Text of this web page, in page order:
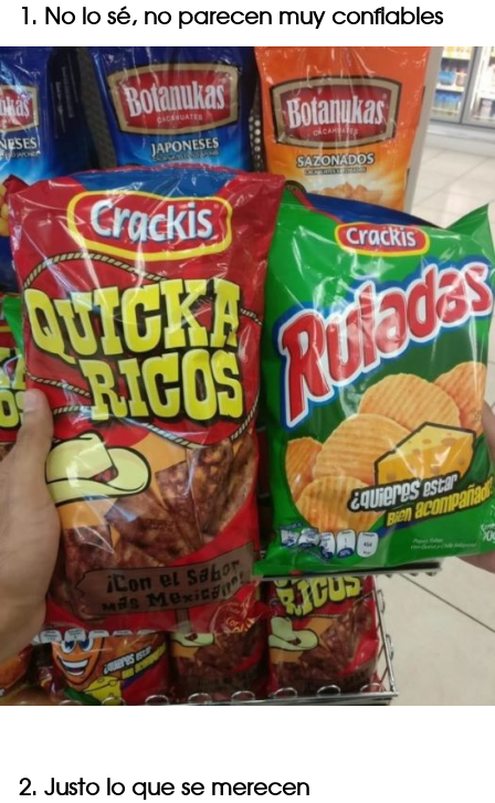
1. No lo sé, no parecen muy confiables
2. Justo lo que se merecen